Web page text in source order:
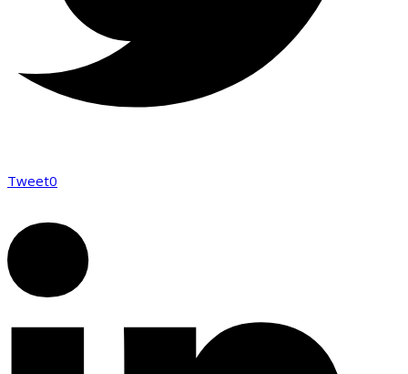
Tweet0